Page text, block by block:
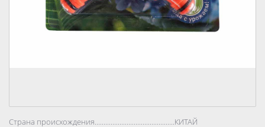
Страна происхождения..................................................................................
КИТАЙ